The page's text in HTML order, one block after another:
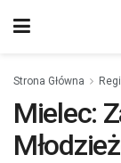
Strona Główna
Mielec: